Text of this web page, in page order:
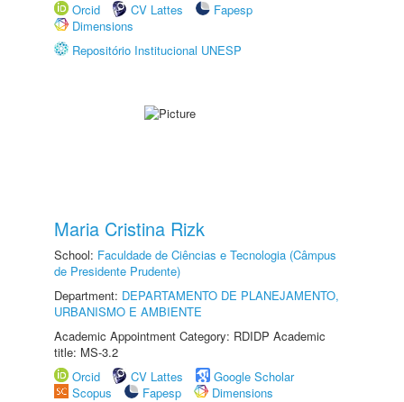
Orcid
CV Lattes
Fapesp
Dimensions
Repositório Institucional UNESP
Maria Cristina Rizk
School: Faculdade de Ciências e Tecnologia (Câmpus
de Presidente Prudente)
Department: DEPARTAMENTO DE PLANEJAMENTO,
URBANISMO E AMBIENTE
Academic Appointment Category: RDIDP Academic
title: MS-3.2
Orcid
CV Lattes
Google Scholar
Scopus
Fapesp
Dimensions